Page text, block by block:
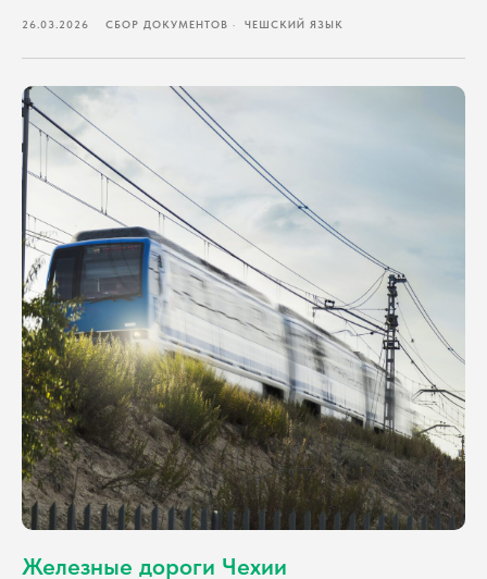
26.03.2026 СБОР ДОКУМЕНТОВ ЧЕШСКИЙ ЯЗЫК
Железные дороги Чехии